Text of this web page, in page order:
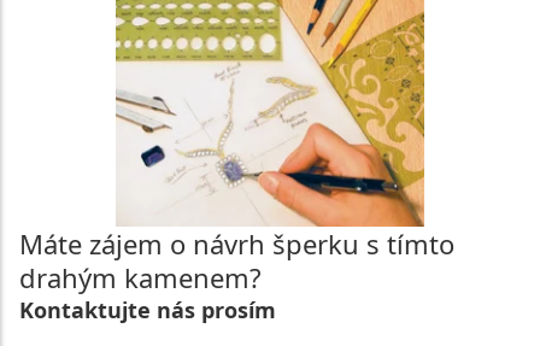
Máte zájem o návrh šperku s tímto
drahým kamenem?
Kontaktujte nás prosím